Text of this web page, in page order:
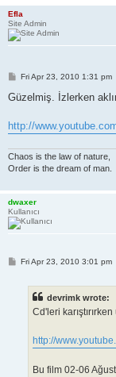
Efla
Site Admin
P
s
Fri Apr 23, 2010 1:31 pm
Güzelmiş. İzlerken
http://
Chaos is the law of nature,
Order is the dream of man.
dwaxer
Kullanıcı
PFri Apr 23, 2010 3:01 pm
devrimk wrote:
Cd'leri
http://
Bu film 02-06